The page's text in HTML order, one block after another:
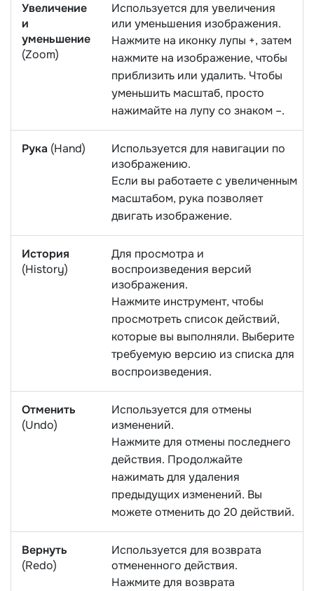
Увеличение
и
уменьшение
(Zoom)
Используется для увеличения
или уменьшения изображения.
Нажмите на иконку лупы +, затем
нажмите на изображение, чтобы
приблизить или удалить. Чтобы
уменьшить масштаб, просто
нажимайте на лупу со знаком –.
Рука (Hand)
Используется для навигации по
изображению.
Если вы работаете с увеличенным
масштабом, рука позволяет
двигать изображение.
История
(History)
Для просмотра и
воспроизведения версий
изображения.
Нажмите инструмент, чтобы
просмотреть список действий,
которые вы выполняли. Выберите
требуемую версию из списка для
воспроизведения.
Отменить
(Undo)
Используется для отмены
изменений.
Нажмите для отмены последнего
действия. Продолжайте
нажимать для удаления
предыдущих изменений. Вы
можете отменить до 20 действий.
Вернуть
(Redo)
Используется для возврата
отмененного действия.
Нажмите для возврата